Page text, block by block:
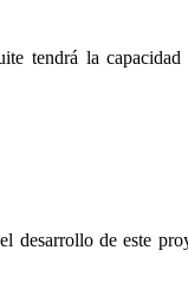
tendrá la
de este